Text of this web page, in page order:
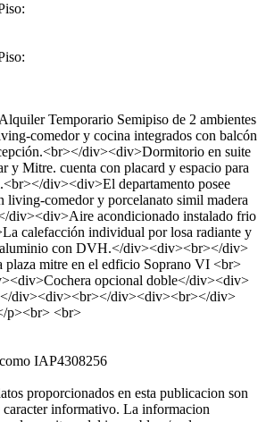
Temporario Semipiso de 2 ambientes
comedor y cocina integrados con balcón
div><div>Dormitorio en suite
y Mitre. cuenta con placard y espacio para
div><div>El departamento posee
living-comedor y porcelanato simil madera
div><div>Aire acondicionado instalado frio
calefacción individual por losa radiante y
aluminio con DVH.</div><div><br></div>
plaza mitre en el edficio Soprano VI <br>
opcional doble</div><div>
div><div><br></div><div><br></div>
p><br> <br>
IAP4308256
proporcionados en esta publicacion son
informativo. La informacion